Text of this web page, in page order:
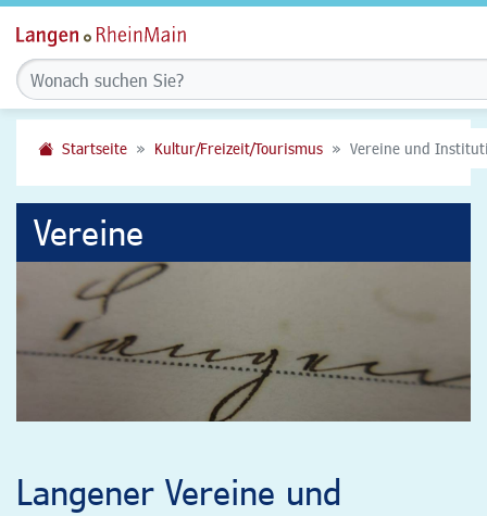
Startseite Kultur/Freizeit/Tourismus Vereine und
Vereine
Langener Vereine und